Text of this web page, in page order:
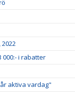
000:- i rabatter
aktiva vardag"